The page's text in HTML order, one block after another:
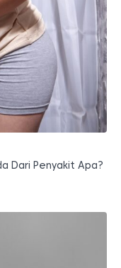
Dari Penyakit Apa?